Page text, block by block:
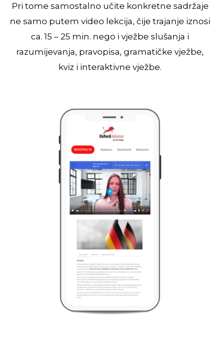
Pri tome samostalno učite konkretne sadržaje
ne samo putem video lekcija, čije trajanje iznosi
ca. 15 – 25 min. nego i vježbe slušanja i
razumijevanja, pravopisa, gramatičke vježbe,
kviz i interaktivne vježbe.